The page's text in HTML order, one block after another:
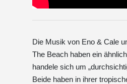
Die Musik von Eno & Cale
The Beach haben ein
handele sich um
Beide haben in ihrer